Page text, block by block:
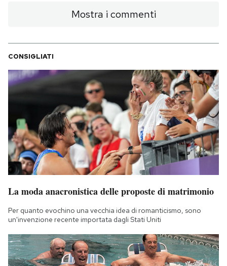
Mostra i commenti
CONSIGLIATI
La moda anacronistica delle proposte di matrimonio
Per quanto evochino una vecchia idea di romanticismo, sono
un'invenzione recente importata dagli Stati Uniti